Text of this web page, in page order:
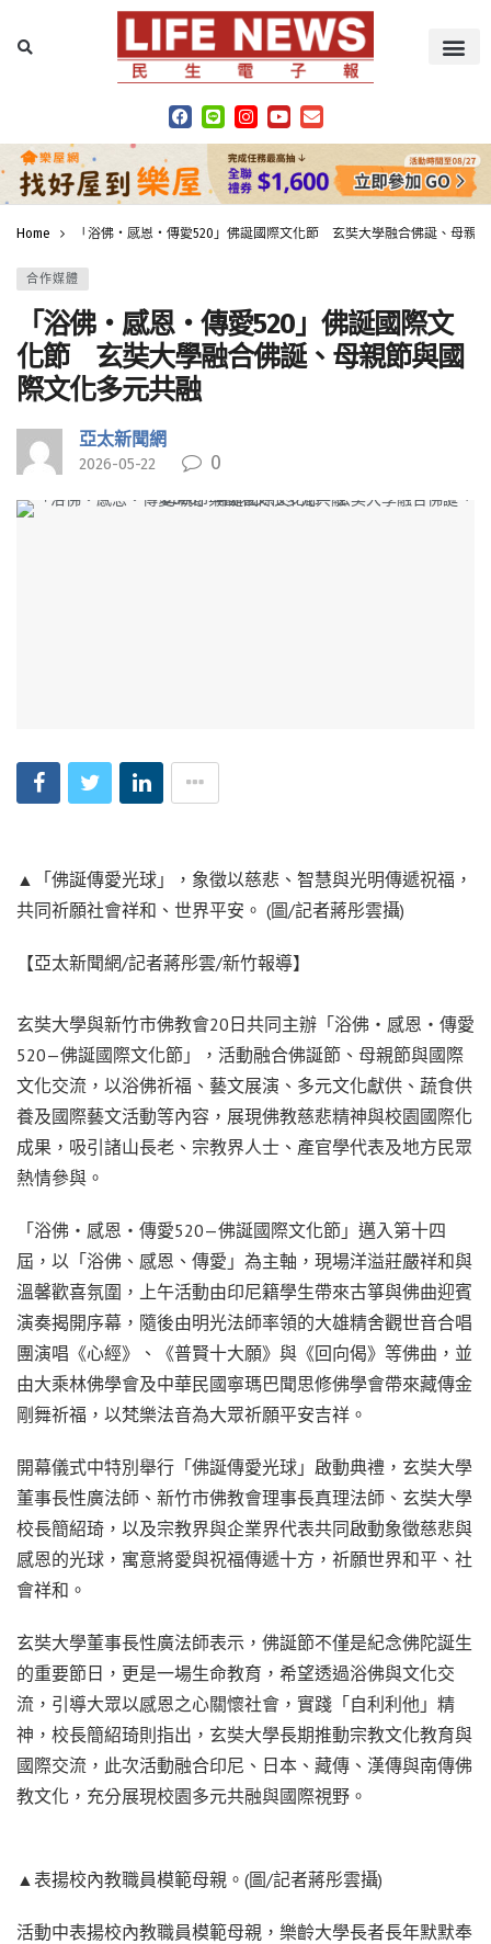
Home 「浴佛・感恩・傳愛520」佛誕國際文化節 玄奘大學融合佛誕、母親
合作媒體
「浴佛・感恩・傳愛520」佛誕國際文
化節 玄奘大學融合佛誕、母親節與國
際文化多元共融
亞太新聞網
2026-05-22 0
▲「佛誕傳愛光球」，象徵以慈悲、智慧與光明傳遞祝福，
共同祈願社會祥和、世界平安。 (圖/記者蔣彤雲攝)
【亞太新聞網/記者蔣彤雲/新竹報導】
玄奘大學與新竹市佛教會20日共同主辦「浴佛・感恩・傳愛
520—佛誕國際文化節」，活動融合佛誕節、母親節與國際
文化交流，以浴佛祈福、藝文展演、多元文化獻供、蔬食供
養及國際藝文活動等內容，展現佛教慈悲精神與校園國際化
成果，吸引諸山長老、宗教界人士、產官學代表及地方民眾
熱情參與。
「浴佛・感恩・傳愛520—佛誕國際文化節」邁入第十四
屆，以「浴佛、感恩、傳愛」為主軸，現場洋溢莊嚴祥和與
溫馨歡喜氛圍，上午活動由印尼籍學生帶來古箏與佛曲迎賓
演奏揭開序幕，隨後由明光法師率領的大雄精舍觀世音合唱
團演唱《心經》、《普賢十大願》與《回向偈》等佛曲，並
由大乘林佛學會及中華民國寧瑪巴聞思修佛學會帶來藏傳金
剛舞祈福，以梵樂法音為大眾祈願平安吉祥。
開幕儀式中特別舉行「佛誕傳愛光球」啟動典禮，玄奘大學
董事長性廣法師、新竹市佛教會理事長真理法師、玄奘大學
校長簡紹琦，以及宗教界與企業界代表共同啟動象徵慈悲與
感恩的光球，寓意將愛與祝福傳遞十方，祈願世界和平、社
會祥和。
玄奘大學董事長性廣法師表示，佛誕節不僅是紀念佛陀誕生
的重要節日，更是一場生命教育，希望透過浴佛與文化交
流，引導大眾以感恩之心關懷社會，實踐「自利利他」精
神，校長簡紹琦則指出，玄奘大學長期推動宗教文化教育與
國際交流，此次活動融合印尼、日本、藏傳、漢傳與南傳佛
教文化，充分展現校園多元共融與國際視野。
▲表揚校內教職員模範母親。(圖/記者蔣彤雲攝)
活動中表揚校內教職員模範母親，樂齡大學長者長年默默奉